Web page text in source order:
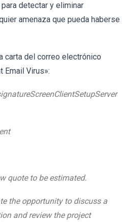
para detectar y eliminar
amenaza que pueda haberse
carta del correo electrónico
Email Virus»:
quote to be estimated.
the opportunity to discuss a
and review the project